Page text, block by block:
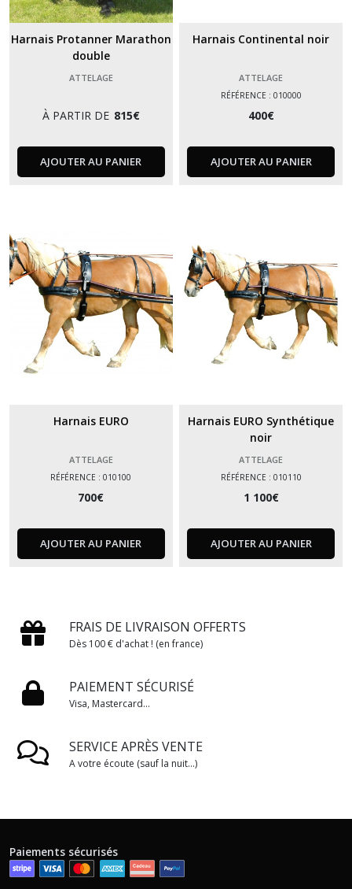
Harnais Protanner Marathon
double
ATTELAGE
À PARTIR DE 815€
AJOUTER AU PANIER
Harnais Continental noir
ATTELAGE
RÉFÉRENCE : 010000
400€
AJOUTER AU PANIER
Harnais EURO
ATTELAGE
RÉFÉRENCE : 010100
700€
AJOUTER AU PANIER
Harnais EURO Synthétique
noir
ATTELAGE
RÉFÉRENCE : 010110
1 100€
AJOUTER AU PANIER
FRAIS DE LIVRAISON OFFERTS
Dès 100 € d'achat ! (en france)
PAIEMENT SÉCURISÉ
Visa, Mastercard...
SERVICE APRÈS VENTE
A votre écoute (sauf la nuit...)
Paiements sécurisés